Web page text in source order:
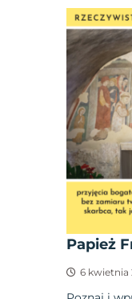
Papież
6 kwietnia